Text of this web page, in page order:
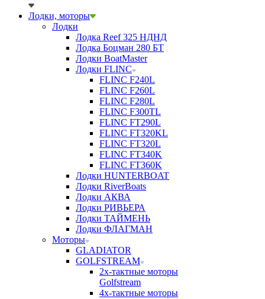
Лодки, моторы
Лодки
Лодка Reef 325 НДНД
Лодка Боцман 280 БТ
Лодки BoatMaster
Лодки FLINC
FLINC F240L
FLINC F260L
FLINC F280L
FLINC F300TL
FLINC FT290L
FLINC FT320KL
FLINC FT320L
FLINC FT340K
FLINC FT360K
Лодки HUNTERBOAT
Лодки RiverBoats
Лодки АКВА
Лодки РИВЬЕРА
Лодки ТАЙМЕНЬ
Лодки ФЛАГМАН
Моторы
GLADIATOR
GOLFSTREAM
2х-тактные моторы
Golfstream
4х-тактные моторы